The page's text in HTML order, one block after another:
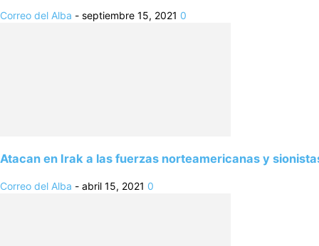
Correo del Alba - septiembre 15, 2021 0
Atacan en Irak a las fuerzas norteamericanas y
Correo del Alba - abril 15, 2021 0